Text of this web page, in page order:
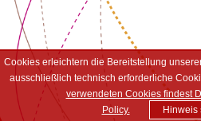
Cookies erleichtern die Bereitstellung
ausschließlich technisch erforderliche
verwendeten Cookies findest
Policy.
Hinweis